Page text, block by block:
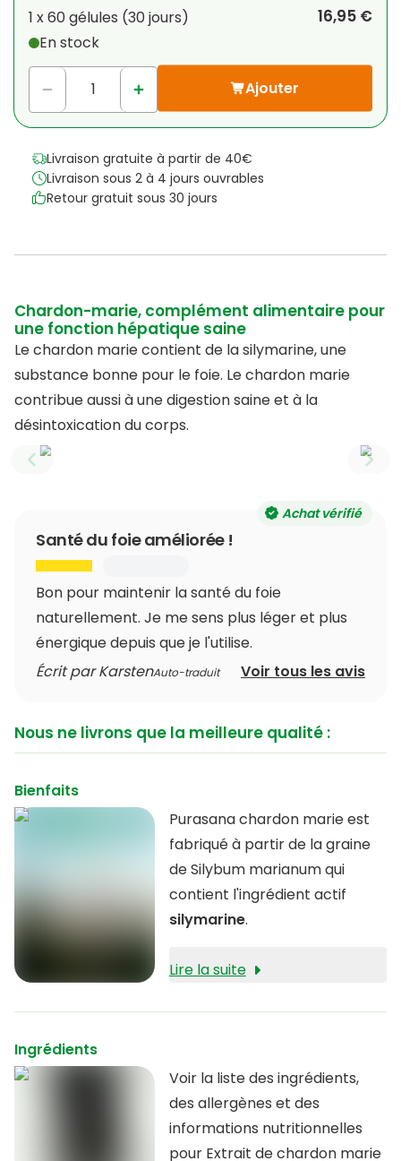
Votre remise personnelle
1x 0,00 €
1 x60 gélules (30jours)
En stock
16,95 €
Ajouter
Livraison gratuite à partir de 40€
Livraison sous 2 à 4 jours ouvrables
Retour gratuit sous 30 jours
Chardon-marie, complément alimentaire pour
une fonction hépatique saine
Le chardon marie contient de la silymarine, une
substance bonne pour le foie. Le chardon marie
contribue aussi à une digestion saine et à la
désintoxication du corps.
Previous slide
Achat vérifié
Santé du foie améliorée !
Bon pour maintenir la santé du foie
naturellement. Je me sens plus léger et plus
énergique depuis que je l'utilise.
Écrit par KarstenAuto-traduit Voir tous les avis
Nous ne livrons que la meilleure qualité :
Bienfaits
Purasana chardon marie est
fabriqué à partir de la graine
de Silybum marianum qui
contient l'ingrédient actif
silymarine.
Lire la suite
Ingrédients
Voir la liste des ingrédients,
des allergènes et des
informations nutritionnelles
pour Extrait de chardon marie